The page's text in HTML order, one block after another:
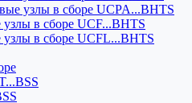
узлы в сборе UCPA...BHTS
в сборе UCF...BHTS
в сборе UCFL...BHTS